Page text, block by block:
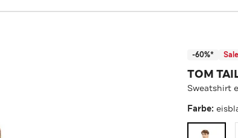
-60%* Sale
TOM
Sweatshirt
Farbe: